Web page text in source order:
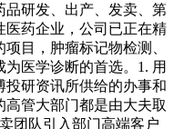
品研发、出产、发卖、第
医药企业，公司已正在精
目，肿瘤标记物检测、
医学诊断的首选。1. 用
投研资讯所供给的办事和
管大部门都是由大夫取
团队引入部门高端客户